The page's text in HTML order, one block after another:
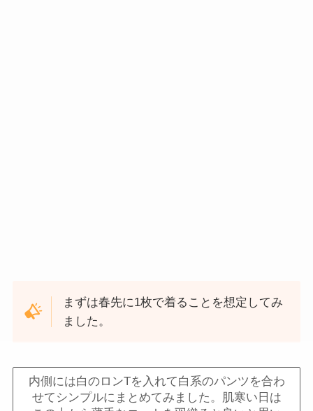
まずは春先に1枚で着ることを想定してみ
ました。
内側には白のロンTを入れて白系のパンツを合わ
せてシンプルにまとめてみました。肌寒い日は